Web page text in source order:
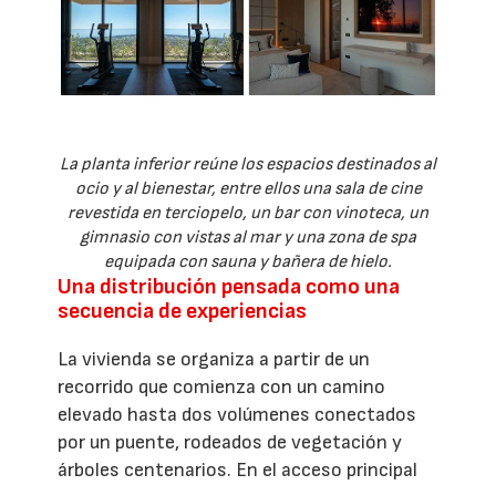
La planta inferior reúne los espacios destinados al
ocio y al bienestar, entre ellos una sala de cine
revestida en terciopelo, un bar con vinoteca, un
gimnasio con vistas al mar y una zona de spa
equipada con sauna y bañera de hielo.
Una distribución pensada como una
secuencia de experiencias
La vivienda se organiza a partir de un
recorrido que comienza con un camino
elevado hasta dos volúmenes conectados
por un puente, rodeados de vegetación y
árboles centenarios. En el acceso principal